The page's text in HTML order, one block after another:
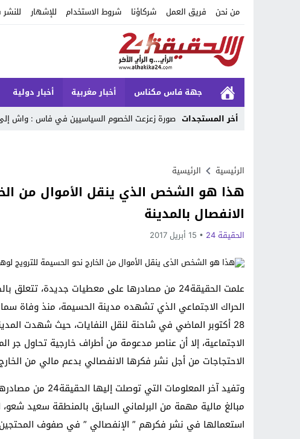
من نحن فريق العمل شركاؤنا شروط الاستخدام للإشهار
جهة فاس مكناس أخبار مغربية أخبار دولية
أخر المستجدات صورة زعزعت الخصوم السياسيين في فاس : واش إلى
Previous
Next
الرئيسية الرئيسية
هذا هو الشخص الذي ينقل الأموال من
الانفصال بالمدينة
الحقيقة 24 15 أبريل 2017
علمت الحقيقة24 من مصادرها على معطيات جديدة،
الحراك الاجتماعي الذي تشهده مدينة الحسيمة، منذ وفاة
28 أكتوبر الماضي في شاحنة لنقل النفايات، حيث شهدت
الاجتماعية، إلا أن عناصر مدعومة من أطراف خارجية تحاول جر
الاحتجاجات من أجل نشر فكرها الانفصالي بدعم مالي من
وتفيد آخر
مبالغ مالية مهمة من البرلماني السابق بالمنطقة سعيد
استعمالها في نشر فكرهم ” الإنفصالي ” في صفوف